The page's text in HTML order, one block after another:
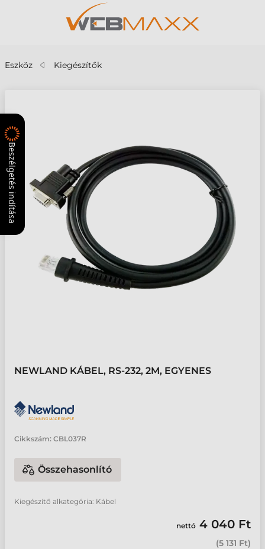
Eszköz Kiegészítők
NEWLAND KÁBEL, RS-232, 2M, EGYENES
Cikkszám: CBL037R
Összehasonlító
Kiegészítő alkategória: Kábel
nettó 4 040 Ft
(5 131 Ft)
Beszélgetés indítása